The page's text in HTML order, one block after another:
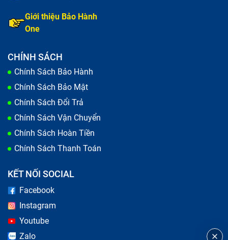
Thay màn hình Dịch vụ chữa điện thoại khẩn
Trong quá trình sử dụng, điện thoại của bạn xuất hiện
những vết xước, hay màn hình bị vỡ do va đập mạnh
khi vô tình bạn làm rơi dế yêu. Lỗi này làm giảm khả
năng hiển thị và gây ảnh hưởng tới công việc, học tập
Giới thiệu Bảo Hành
One
CHÍNH SÁCH
Chính Sách Bảo Hành
Chính Sách Bảo Mật
Chính Sách Đổi Trả
Chính Sách Vận Chuyển
Chính Sách Hoàn Tiền
Chính Sách Thanh Toán
KẾT NỐI SOCIAL
Facebook
Instagram
Youtube
Zalo